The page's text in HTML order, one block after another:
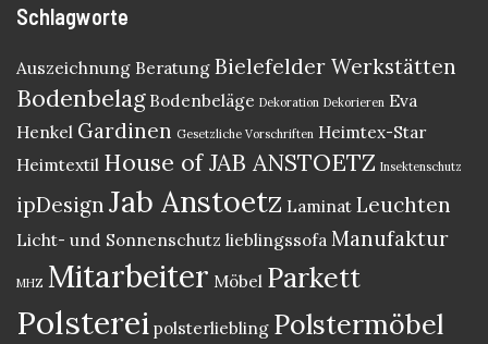
Schlagworte
Auszeichnung Beratung Bielefelder Werkstätten
Bodenbelag Bodenbeläge Dekoration Dekorieren Eva
Henkel Gardinen Gesetzliche Vorschriften Heimtex-Star
Heimtextil House of JAB ANSTOETZ Insektenschutz
ipDesign Jab Anstoetz Laminat Leuchten
Licht- und Sonnenschutz lieblingssofa Manufaktur
MHZ Mitarbeiter Möbel Parkett
Polsterei polsterliebling Polstermöbel